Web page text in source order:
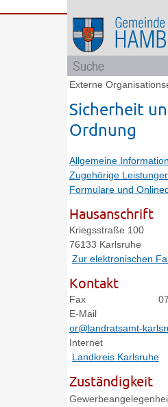
Bürgerservice
GemeindeBildung
und
Soziales
Externe
Sicherheit
Ordnung
Allgemeine
Zugehörige
Formulare und
Hausanschrift
Kriegsstraße 100
76133 Karlsruhe
Zur elektronischen
Kontakt
Fax
E-Mail
or@landratsamt-
Internet
Landkreis Karlsruhe
Zuständigkeit